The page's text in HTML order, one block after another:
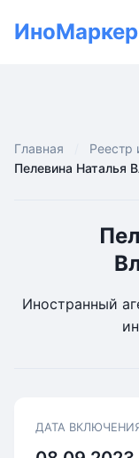
ИноМаркер
Главная
Реестр
Пелевина Наталья
Иностранный
ДАТА